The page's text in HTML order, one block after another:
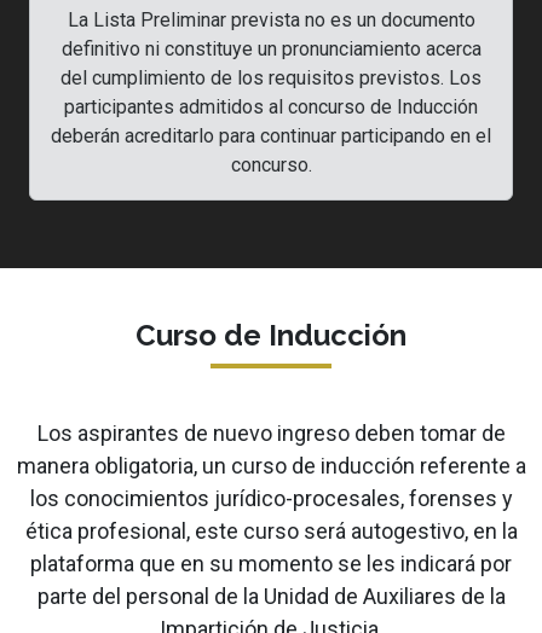
La Lista Preliminar prevista no es un documento
definitivo ni constituye un pronunciamiento acerca
del cumplimiento de los requisitos previstos. Los
participantes admitidos al concurso de Inducción
deberán acreditarlo para continuar participando en el
concurso.
Curso de Inducción
Los aspirantes de nuevo ingreso deben tomar de
manera obligatoria, un curso de inducción referente a
los conocimientos jurídico-procesales, forenses y
ética profesional, este curso será autogestivo, en la
plataforma que en su momento se les indicará por
parte del personal de la Unidad de Auxiliares de la